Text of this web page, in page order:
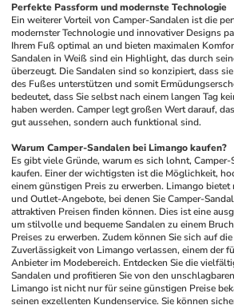
Perfekte Passform und modernste Technologie
Ein weiterer Vorteil von Camper-Sandalen ist die
modernster Technologie und innovativer Designs
Ihrem Fuß optimal an und bieten maximalen
Sandalen in Weiß sind ein Highlight, das durch
überzeugt. Die Sandalen sind so konzipiert, dass
des Fußes unterstützen und somit
bedeutet, dass Sie selbst nach einem langen Tag
haben werden. Camper legt großen Wert darauf,
gut aussehen, sondern auch funktional sind.
Warum Camper-Sandalen bei Limango kaufen?
Es gibt viele Gründe, warum es sich lohnt,
kaufen. Einer der wichtigsten ist die Möglichkeit,
einem günstigen Preis zu erwerben. Limango
und Outlet-Angebote, bei denen Sie Camper-
attraktiven Preisen finden können. Dies ist eine
um stilvolle und bequeme Sandalen zu einem
Preises zu erwerben. Zudem können Sie sich auf
Zuverlässigkeit von Limango verlassen, einem der
Anbieter im Modebereich. Entdecken Sie die
Sandalen und profitieren Sie von den
Limango ist nicht nur für seine günstigen Preise
seinen exzellenten Kundenservice. Sie können